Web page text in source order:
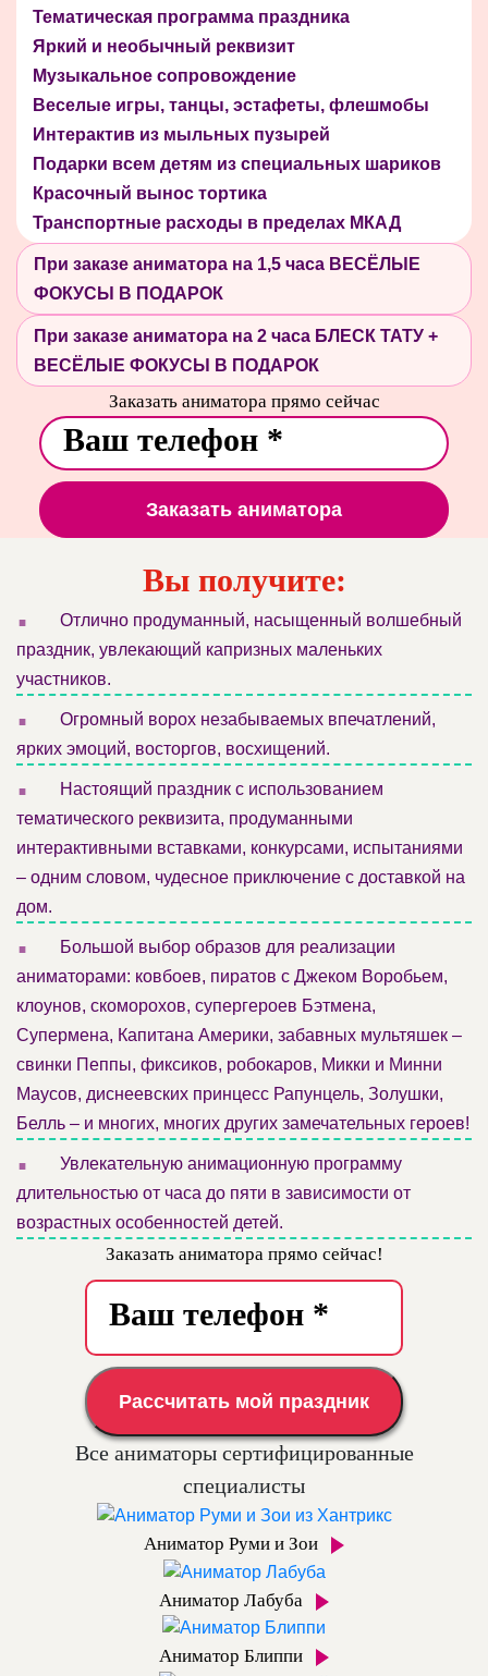
Тематическая программа праздника
Яркий и необычный реквизит
Музыкальное сопровождение
Веселые игры, танцы, эстафеты, флешмобы
Интерактив из мыльных пузырей
Подарки всем детям из специальных шариков
Красочный вынос тортика
Транспортные расходы в пределах МКАД
При заказе аниматора на 1,5 часа ВЕСЁЛЫЕ
ФОКУСЫ В ПОДАРОК
При заказе аниматора на 2 часа БЛЕСК ТАТУ +
ВЕСЁЛЫЕ ФОКУСЫ В ПОДАРОК
Заказать аниматора прямо сейчас
Заказать аниматора
Вы получите:
.
Отлично продуманный, насыщенный волшебный
праздник, увлекающий капризных маленьких
участников.
.
Огромный ворох незабываемых впечатлений,
ярких эмоций, восторгов, восхищений.
.
Настоящий праздник с использованием
тематического реквизита, продуманными
интерактивными вставками, конкурсами, испытаниями
– одним словом, чудесное приключение с доставкой на
дом.
.
Большой выбор образов для реализации
аниматорами: ковбоев, пиратов с Джеком Воробьем,
клоунов, скоморохов, супергероев Бэтмена,
Супермена, Капитана Америки, забавных мультяшек –
свинки Пеппы, фиксиков, робокаров, Микки и Минни
Маусов, диснеевских принцесс Рапунцель, Золушки,
Белль – и многих, многих других замечательных героев!
.
Увлекательную анимационную программу
длительностью от часа до пяти в зависимости от
возрастных особенностей детей.
Заказать аниматора прямо сейчас!
Рассчитать мой праздник
Все аниматоры сертифицированные
специалисты
Аниматор Руми и Зои
Аниматор Лабуба
Аниматор Блиппи